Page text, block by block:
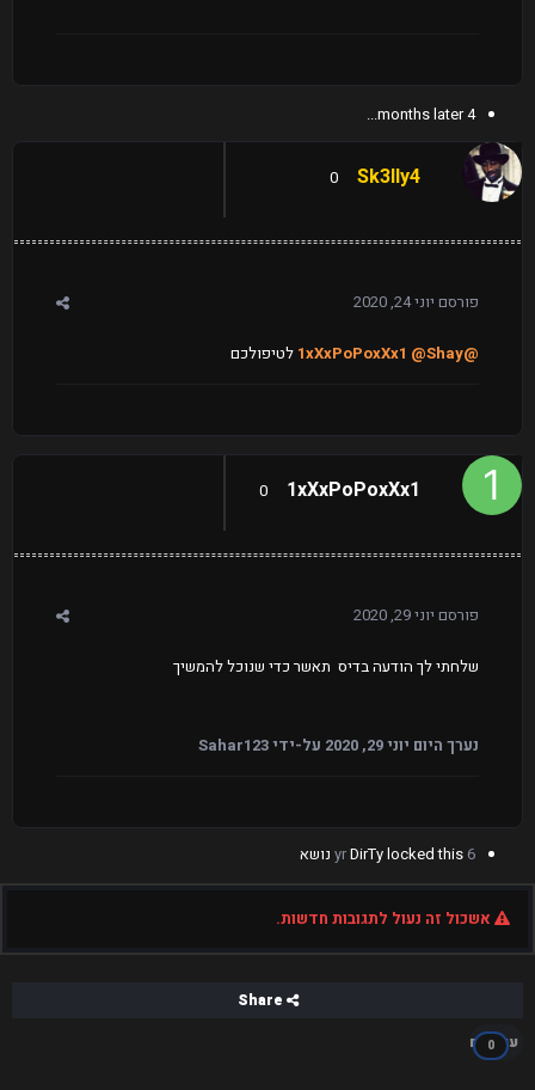
4 months later...
Sk3lly4
0
פורסם יוני 24, 2020
@1xXxPoPoxXx1
@Shay לטיפולכם
1xXxPoPoxXx1
0
פורסם יוני 29, 2020
שלחתי לך הודעה בדיס תאשר כדי שנוכל להמשיך
נערך היום יוני 29, 2020 על-ידי Sahar123
6 yr
DirTylocked this נושא
אשכול זה נעול לתגובות חדשות.
עוקבים
0